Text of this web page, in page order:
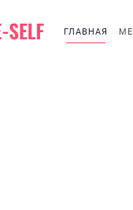
ГЛАВНАЯ